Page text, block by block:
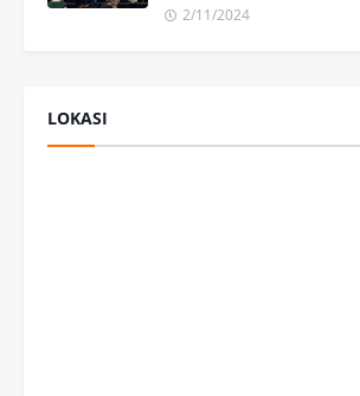
2/11/2024
LOKASI